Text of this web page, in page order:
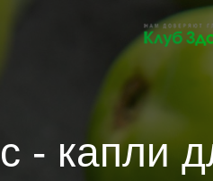
- капли